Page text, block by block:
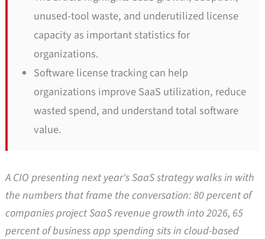
unused-tool waste, and underutilized license
capacity as important statistics for
organizations.
Software license tracking can help
organizations improve SaaS utilization, reduce
wasted spend, and understand total software
value.
A CIO presenting next year's SaaS strategy walks in with
the numbers that frame the conversation: 80 percent of
companies project SaaS revenue growth into 2026, 65
percent of business app spending sits in cloud-based